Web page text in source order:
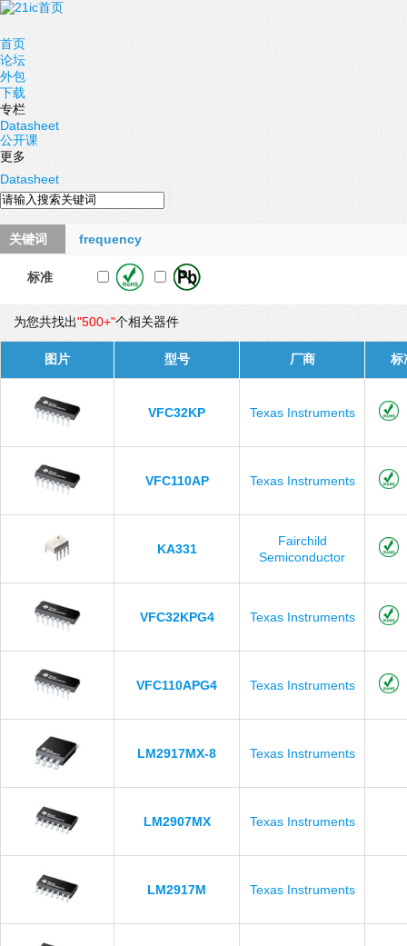
首页
论坛
外包
下载
专栏
Datasheet
公开课
更多
Datasheet
关键词 frequency
标准
为您共找出"500+"个相关器件
图片 型号 厂商 标
VFC32KP Texas Instruments
VFC110AP Texas Instruments
KA331
Fairchild
Semiconductor
VFC32KPG4 Texas Instruments
VFC110APG4 Texas Instruments
LM2917MX-8 Texas Instruments
LM2907MX Texas Instruments
LM2917M Texas Instruments